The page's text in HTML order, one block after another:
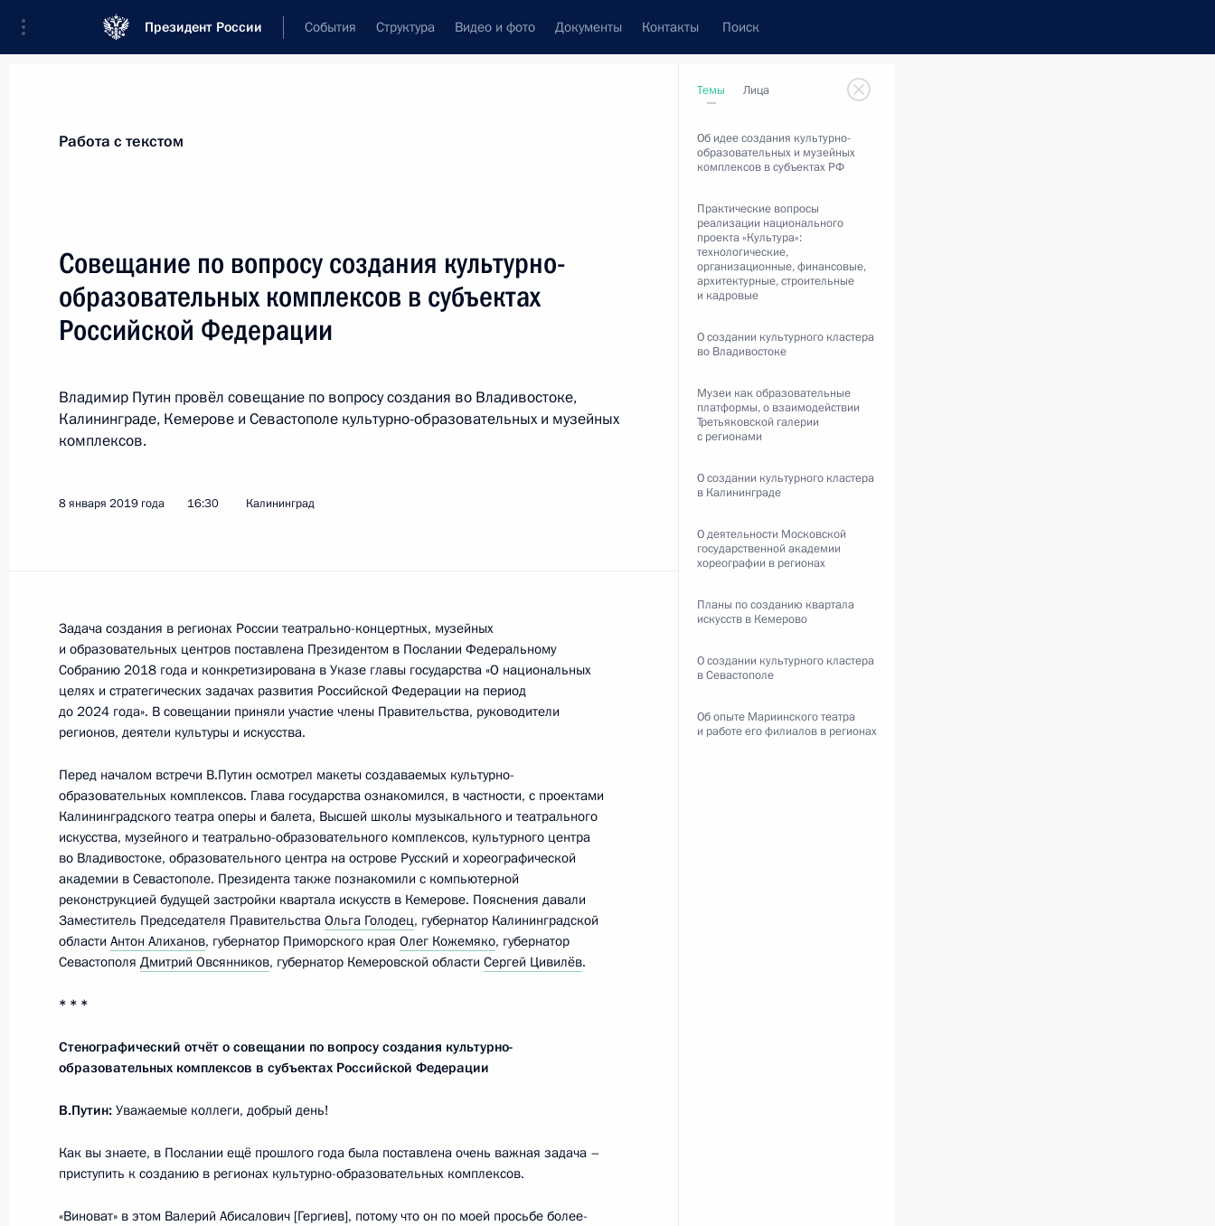
Президент России События Структура Видео и фото Документы Контакты Поиск
Подписаться на ленту
Показать следующие материалы
Перечень поручений по итогам встречи с представителями
8 января 2020 года, 17:00
Поездка в Калининградскую область
31 октября 2019 года, 19:15
Рабочая встреча с губернатором Калининградской области
31 октября 2019 года, 18:00
Заседание президиума Госсовета о задачах субъектов
Российской Федерации в сфере здравоохранения
31 октября 2019 года, 15:15
31 октября 2019 года, 14:30
Владимир Путин прибыл в Калининградскую область
31 октября 2019 года, 01:30
Работа с текстом
Совещание по вопросу создания культурно-
образовательных комплексов в субъектах
Российской Федерации
Владимир Путин провёл совещание по вопросу создания во Владивостоке,
Калининграде, Кемерове и Севастополе культурно-образовательных и музейных
комплексов.
8 января 2019 года 16:30 Калининград
Задача создания в регионах России театрально-концертных, музейных
и образовательных центров поставлена Президентом в Послании Федеральному
Собранию 2018 года и конкретизирована в Указе главы государства «О национальных
целях и стратегических задачах развития Российской Федерации на период
до 2024 года». В совещании приняли участие члены Правительства, руководители
регионов, деятели культуры и искусства.
Перед началом встречи В.Путин осмотрел макеты создаваемых культурно-
образовательных комплексов. Глава государства ознакомился, в частности, с проектами
Калининградского театра оперы и балета, Высшей школы музыкального и театрального
искусства, музейного и театрально-образовательного комплексов, культурного центра
во Владивостоке, образовательного центра на острове Русский и хореографической
академии в Севастополе. Президента также познакомили с компьютерной
реконструкцией будущей застройки квартала искусств в Кемерове. Пояснения давали
Заместитель Председателя Правительства Ольга Голодец, губернатор Калининградской
области Антон Алиханов, губернатор Приморского края Олег Кожемяко, губернатор
Севастополя Дмитрий Овсянников, губернатор Кемеровской области Сергей Цивилёв.
* * *
Стенографический отчёт о совещании по вопросу создания культурно-
образовательных комплексов в субъектах Российской Федерации
В.Путин: Уважаемые коллеги, добрый день!
Как вы знаете, в Послании ещё прошлого года была поставлена очень важная задача –
приступить к созданию в регионах культурно-образовательных комплексов.
«Виноват» в этом Валерий Абисалович [Гергиев], потому что он по моей просьбе более-
Темы
Об идее создания культурно-
образовательных и музейных
комплексов в субъектах РФ
Практические вопросы
реализации национального
проекта «Культура»:
технологические,
организационные, финансовые,
архитектурные, строительные
и кадровые
О создании культурного кластера
во Владивостоке
Музеи как образовательные
платформы, о взаимодействии
Третьяковской галерии
с регионами
О создании культурного кластера
в Калининграде
О деятельности Московской
государственной академии
хореографии в регионах
Планы по созданию квартала
искусств в Кемерово
О создании культурного кластера
в Севастополе
Об опыте Мариинского театра
и работе его филиалов в регионах
Лица